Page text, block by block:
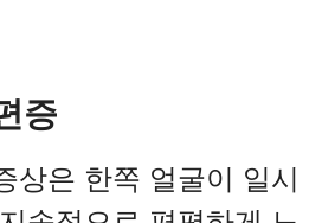
증
상은 한쪽 얼굴이 일시